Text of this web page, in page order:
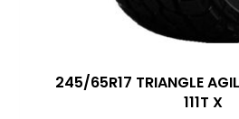
245/65R17 TRIANGLE
111T X